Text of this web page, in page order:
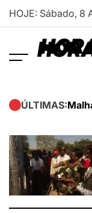
Skip
HOJE: Sábado, 8
ÚLTIMAS: